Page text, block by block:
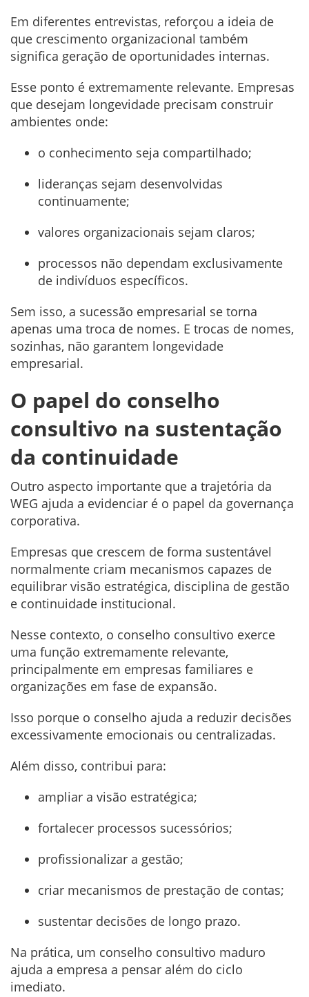
Em diferentes entrevistas, reforçou a ideia de
que crescimento organizacional também
significa geração de oportunidades internas.
Esse ponto é extremamente relevante. Empresas
que desejam longevidade precisam construir
ambientes onde:
o conhecimento seja compartilhado;
lideranças sejam desenvolvidas
continuamente;
valores organizacionais sejam claros;
processos não dependam exclusivamente
de indivíduos específicos.
Sem isso, a sucessão empresarial se torna
apenas uma troca de nomes. E trocas de nomes,
sozinhas, não garantem longevidade
empresarial.
O papel do conselho
consultivo na sustentação
da continuidade
Outro aspecto importante que a trajetória da
WEG ajuda a evidenciar é o papel da governança
corporativa.
Empresas que crescem de forma sustentável
normalmente criam mecanismos capazes de
equilibrar visão estratégica, disciplina de gestão
e continuidade institucional.
Nesse contexto, o conselho consultivo exerce
uma função extremamente relevante,
principalmente em empresas familiares e
organizações em fase de expansão.
Isso porque o conselho ajuda a reduzir decisões
excessivamente emocionais ou centralizadas.
Além disso, contribui para:
ampliar a visão estratégica;
fortalecer processos sucessórios;
profissionalizar a gestão;
criar mecanismos de prestação de contas;
sustentar decisões de longo prazo.
Na prática, um conselho consultivo maduro
ajuda a empresa a pensar além do ciclo
imediato.